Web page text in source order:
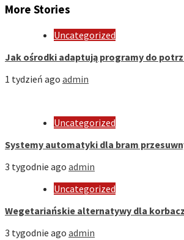
More Stories
Uncategorized
Jak ośrodki adaptują programy do
1 tydzień ago admin
Uncategorized
Systemy automatyki dla bram
3 tygodnie ago admin
Uncategorized
Wegetariańskie alternatywy dla
3 tygodnie ago admin